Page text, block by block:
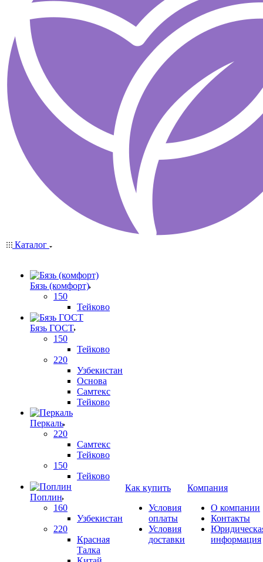
Каталог
Бязь (комфорт)
150
Тейково
Бязь ГОСТ
150
Тейково
220
Узбекистан
Основа
Самтекс
Тейково
Перкаль
220
Самтекс
Тейково
150
Тейково
Поплин
160
Узбекистан
220
Красная
Талка
Как купить
Условия
оплаты
Условия
доставки
Компания
О компании
Контакты
информация